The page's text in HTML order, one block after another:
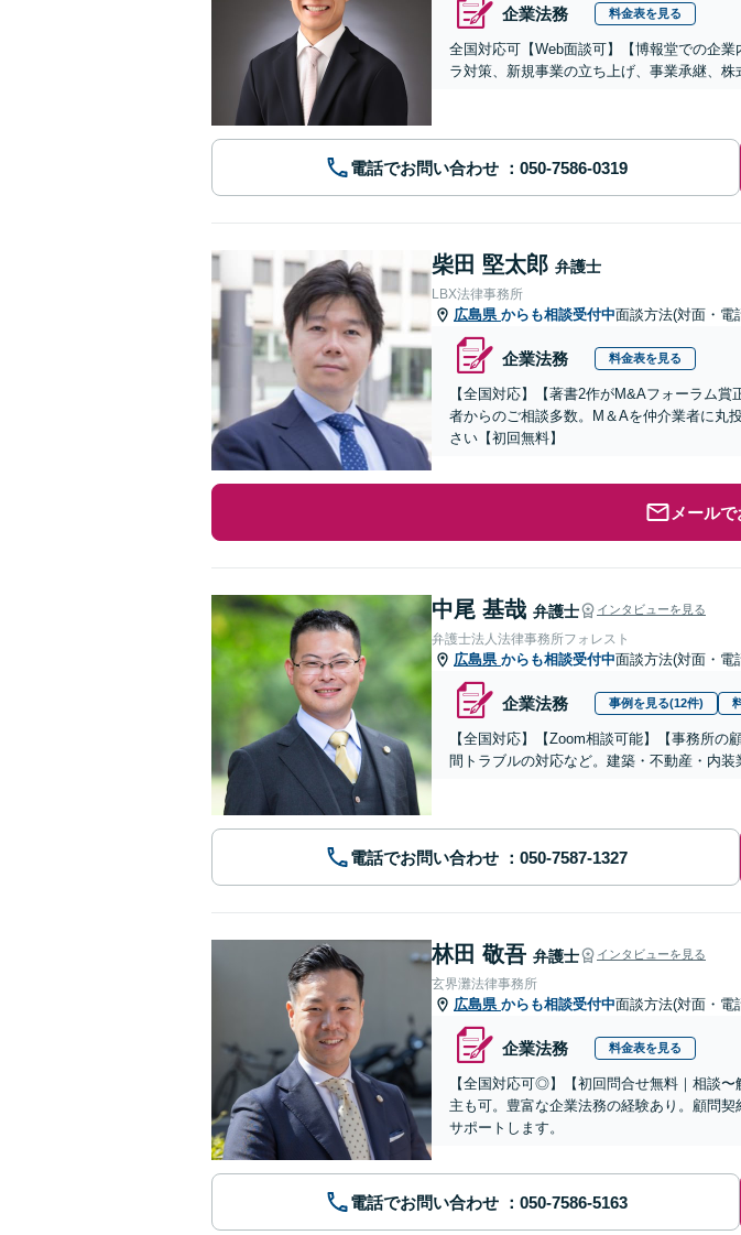
企業法務 料金表を見る
全国対応可【Web面談可】【博報堂での企
ラ対策、新規事業の立ち上げ、事業承継、
電話でお問い合わせ
柴田 堅太郎 弁護士
LBX法律事務所
広島県 からも相談受付中面談方法(対面・電
企業法務 料金表を見る
【全国対応】【著書2作がM&Aフォーラム
者からのご相談多数。M＆Aを仲介業者に丸
さい【初回無料】
メール
中尾 基哉 弁護士 インタビューを見る
弁護士法人法律事務所フォレスト
広島県 からも相談受付中面談方法(対面・電
企業法務 事例を見る(12件)
【全国対応】【Zoom相談可能】【事務所
間トラブルの対応など。建築・不動産・内
電話でお問い合わせ
林田 敬吾 弁護士 インタビューを見る
玄界灘法律事務所
広島県 からも相談受付中面談方法(対面・電
企業法務 料金表を見る
【全国対応可◎】【初回問合せ無料｜相談
主も可。豊富な企業法務の経験あり。顧問
サポートします。
電話でお問い合わせ